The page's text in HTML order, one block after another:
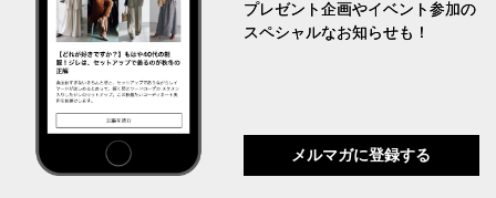
プレゼント企画やイベント参加の
スペシャルなお知らせも！
メルマガに登録する